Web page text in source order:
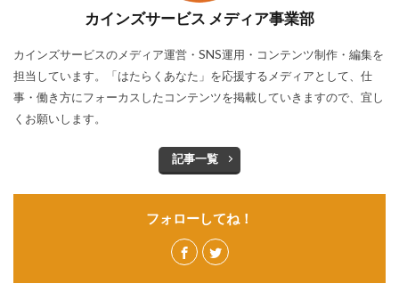
カインズサービス メディア事業部
カインズサービスのメディア運営・SNS運用・コンテンツ制作・編集を
担当しています。「はたらくあなた」を応援するメディアとして、仕
事・働き方にフォーカスしたコンテンツを掲載していきますので、宜し
くお願いします。
記事一覧
フォローしてね！